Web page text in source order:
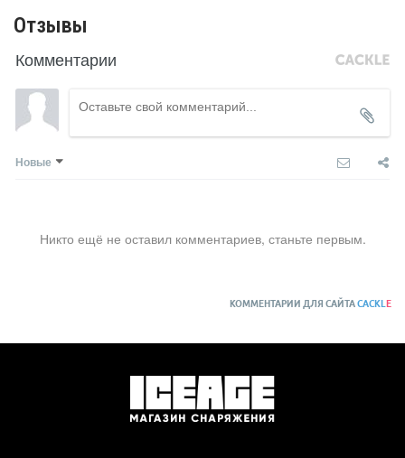
Отзывы
Комментарии
Новые
Никто ещё не оставил комментариев, станьте первым.
КОММЕНТАРИИ ДЛЯ САЙТАCACKL E